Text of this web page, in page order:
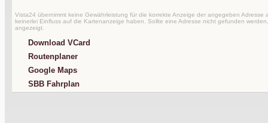
Vista24 übernimmt keine Gewährleistung für die korrekte Anzeige der angegeben Adresse
keinerlei Einfluss auf die Kartenanzeige haben. Sollte eine Adresse nicht gefunden
angezeigt.
Download VCard
Routenplaner
Google Maps
SBB Fahrplan